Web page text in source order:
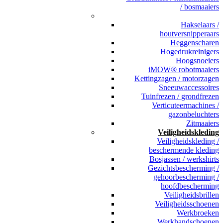
/ bosmaaiers
Hakselaars /
houtversnipperaars
Heggenscharen
Hogedrukreinigers
Hoogsnoeiers
iMOW® robotmaaiers
Kettingzagen / motorzagen
Sneeuwaccessoires
Tuinfrezen / grondfrezen
Verticuteermachines /
gazonbeluchters
Zitmaaiers
Veiligheidskleding
Veiligheidskleding /
beschermende kleding
Bosjassen / werkshirts
Gezichtsbescherming /
gehoorbescherming /
hoofdbescherming
Veiligheidsbrillen
Veiligheidsschoenen
Werkbroeken